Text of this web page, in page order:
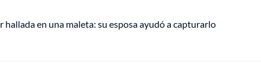
en una maleta: su esposa ayudó a capturarlo